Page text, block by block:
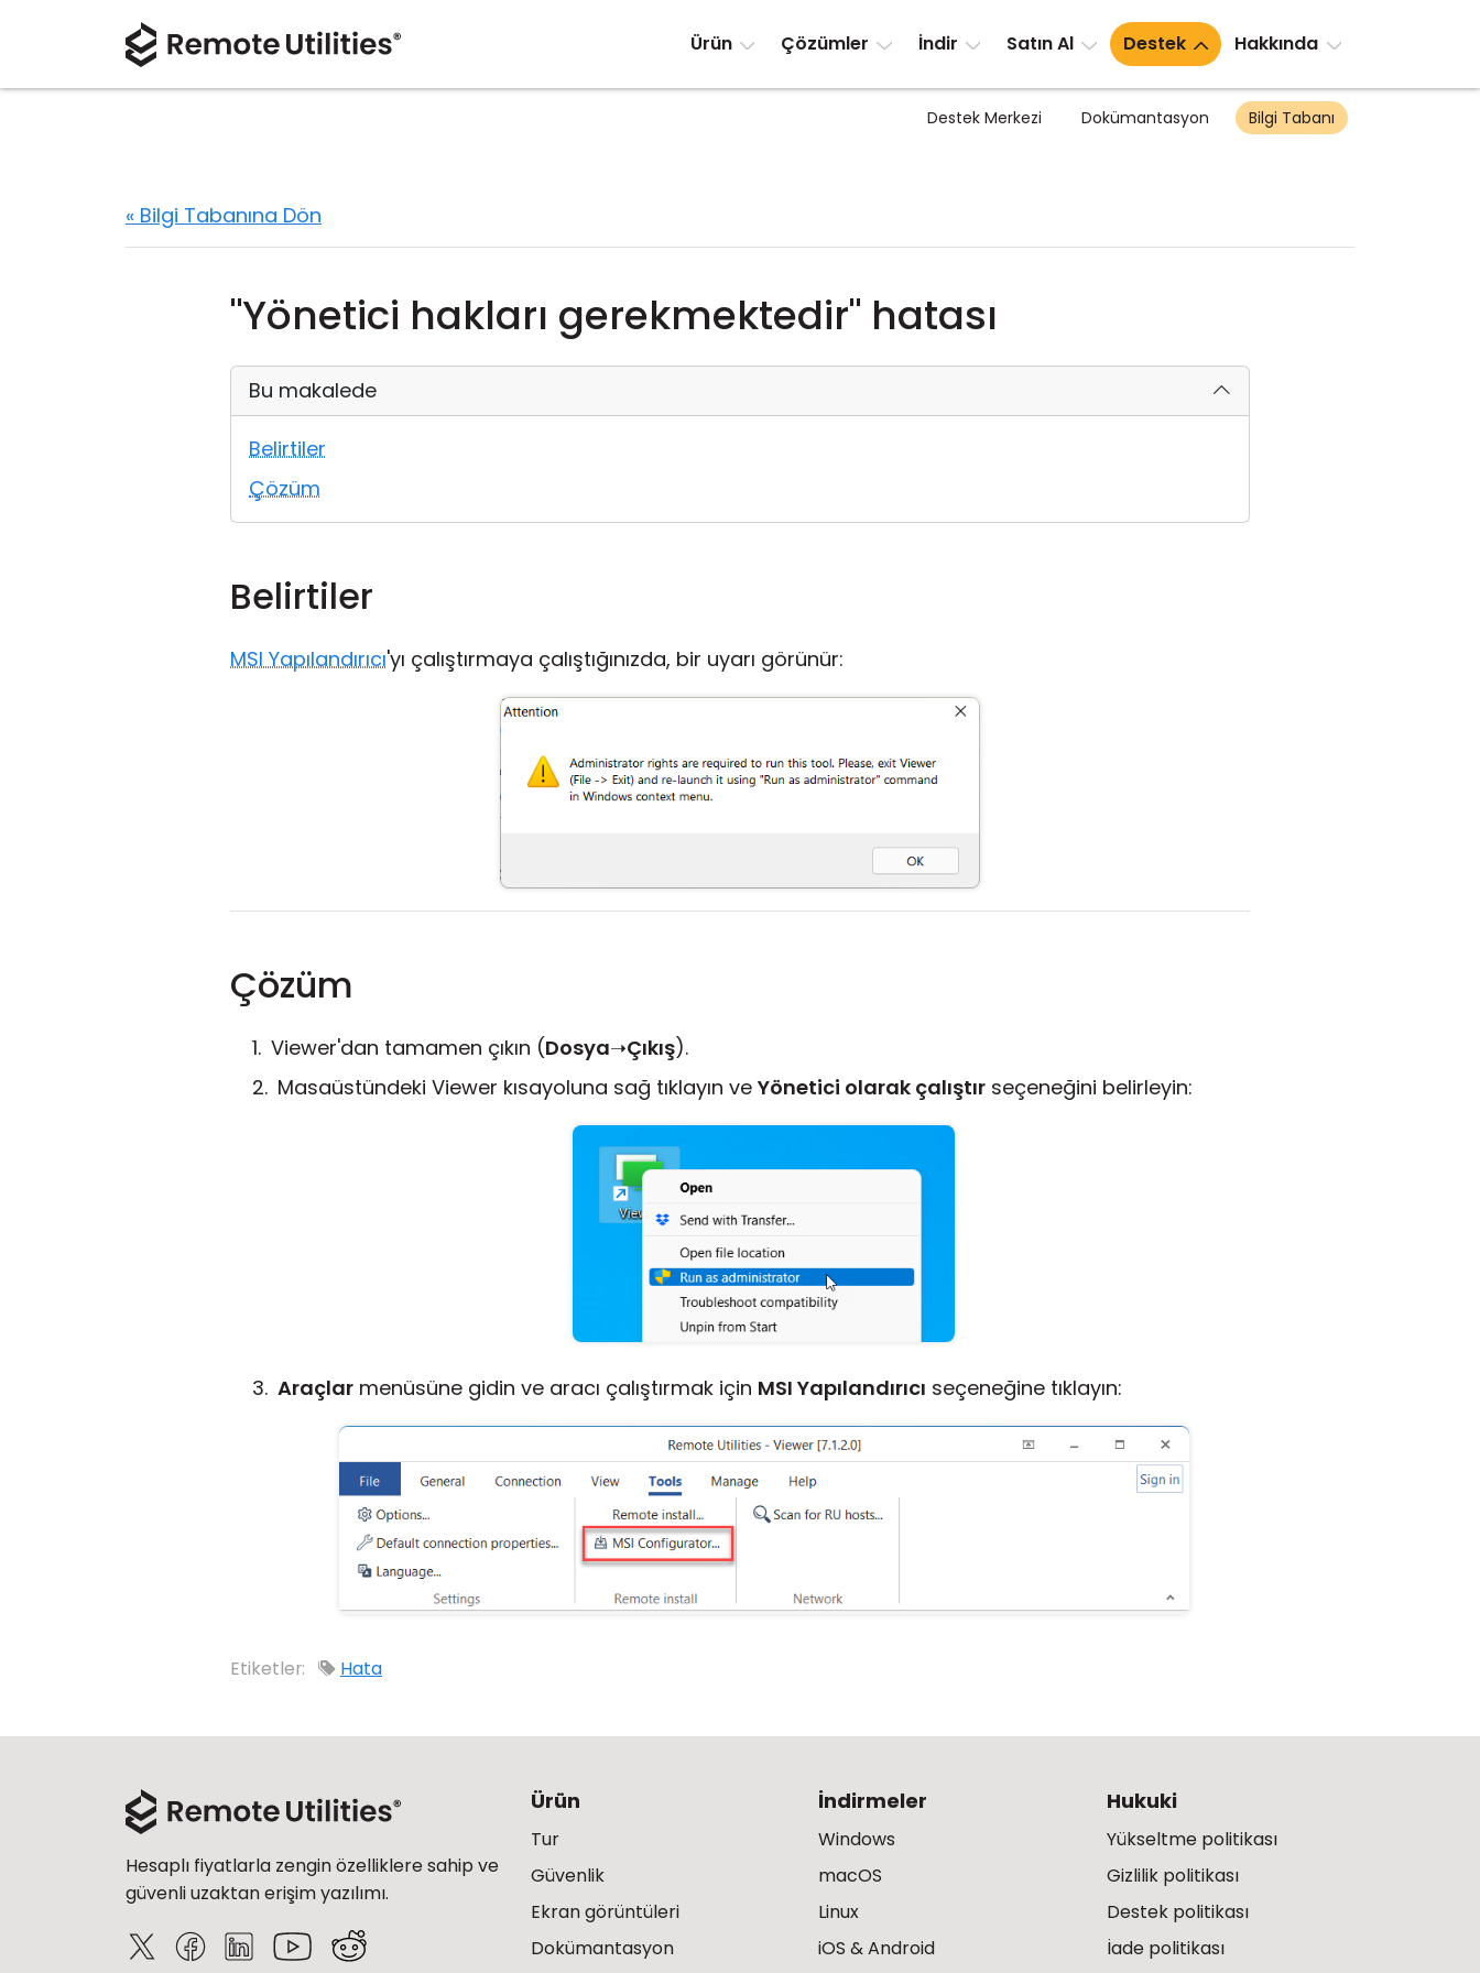
Ürün Çözümler İndir Satın Al Destek Hakkında
Destek Merkezi Dokümantasyon Bilgi Tabanı
« Bilgi Tabanına Dön
"Yönetici hakları gerekmektedir" hatası
Bu makalede
Belirtiler
Çözüm
Belirtiler
MSI Yapılandırıcı'yı çalıştırmaya çalıştığınızda, bir uyarı görünür:
Çözüm
Viewer'dan tamamen çıkın (Dosya➝Çıkış).
Masaüstündeki Viewer kısayoluna sağ tıklayın ve Yönetici olarak çalıştır seçeneğini belirleyin:
Araçlar menüsüne gidin ve aracı çalıştırmak için MSI Yapılandırıcı seçeneğine tıklayın:
Etiketler: Hata
Hesaplı fiyatlarla zengin özelliklere sahip ve
güvenli uzaktan erişim yazılımı.
Ürün
Tur
Güvenlik
Ekran görüntüleri
Dokümantasyon
İndirmeler
Windows
macOS
Linux
iOS & Android
Hukuki
Yükseltme politikası
Gizlilik politikası
Destek politikası
İade politikası